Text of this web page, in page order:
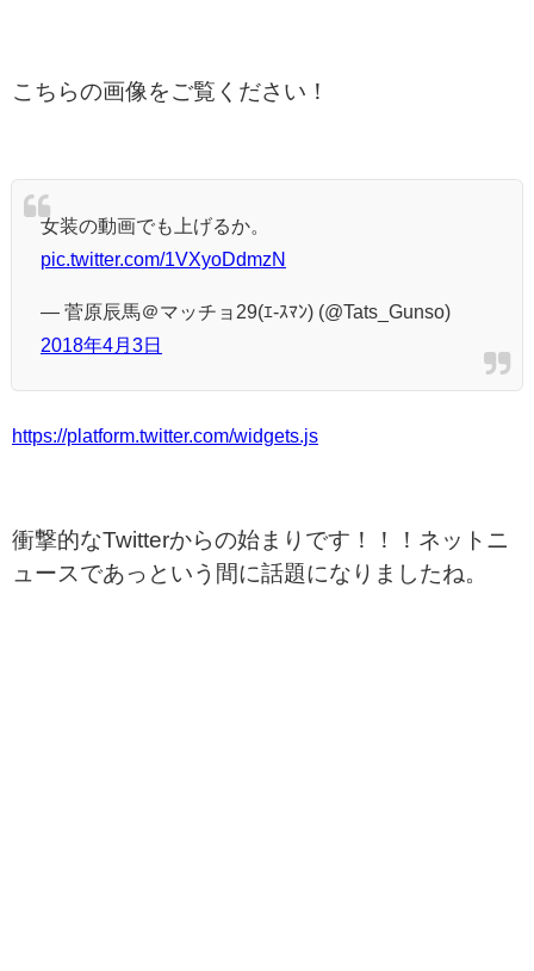
こちらの画像をご覧ください！
女装の動画でも上げるか。
pic.twitter.com/1VXyoDdmzN
— 菅原辰馬＠マッチョ29(ｴ-ｽﾏﾝ) (@Tats_Gunso)
2018年4月3日
https://platform.twitter.com/widgets.js
衝撃的なTwitterからの始まりです！！！ネットニ
ュースであっという間に話題になりましたね。